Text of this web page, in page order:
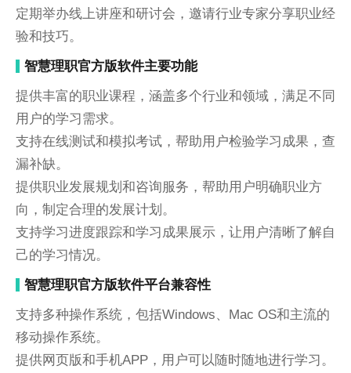
定期举办线上讲座和研讨会，邀请行业专家分享职业经
验和技巧。
智慧理职官方版软件主要功能
提供丰富的职业课程，涵盖多个行业和领域，满足不同
用户的学习需求。
支持在线测试和模拟考试，帮助用户检验学习成果，查
漏补缺。
提供职业发展规划和咨询服务，帮助用户明确职业方
向，制定合理的发展计划。
支持学习进度跟踪和学习成果展示，让用户清晰了解自
己的学习情况。
智慧理职官方版软件平台兼容性
支持多种操作系统，包括Windows、Mac OS和主流的
移动操作系统。
提供网页版和手机APP，用户可以随时随地进行学习。